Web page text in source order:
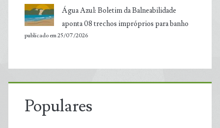
Água Azul: Boletim da Balneabilidade
aponta 08 trechos impróprios para banho
publicado em 25/07/2026
Populares